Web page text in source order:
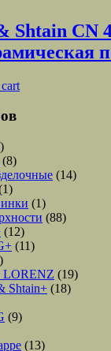
Shtain CN
(8)
(14)
(1)
(88)
(12)
(11)
LORENZ (19)
Shtain+ (18)
(9)
(13)